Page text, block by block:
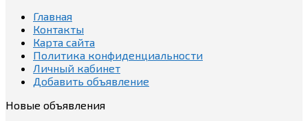
Главная
Контакты
Карта сайта
Политика конфиденциальности
Личный кабинет
Добавить объявление
Новые объявления